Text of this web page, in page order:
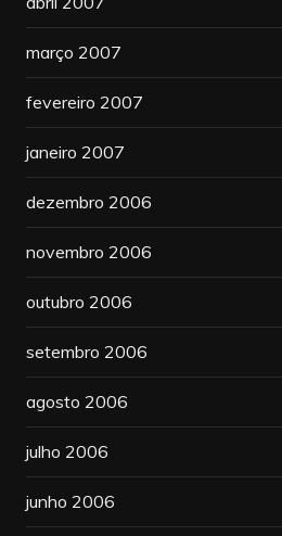
março 2007
fevereiro 2007
janeiro 2007
dezembro 2006
novembro 2006
outubro 2006
setembro 2006
agosto 2006
julho 2006
junho 2006